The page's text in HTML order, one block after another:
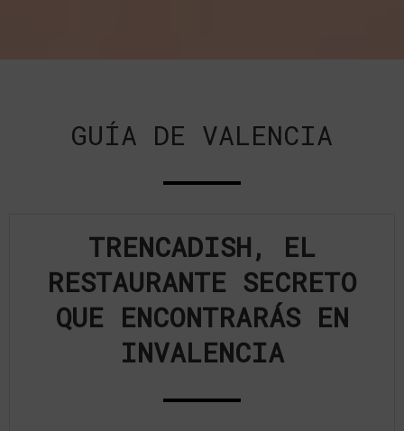
GUÍA DE VALENCIA
TRENCADISH, EL
RESTAURANTE SECRETO
QUE ENCONTRARÁS EN
INVALENCIA